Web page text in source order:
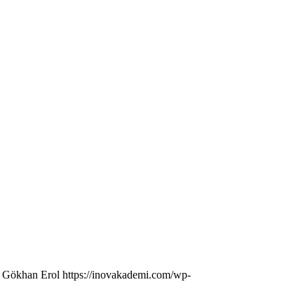
Gökhan Erol https://inovakademi.com/wp-